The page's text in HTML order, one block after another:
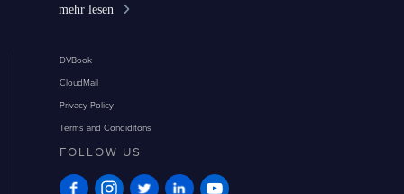
mehr lesen
DVBook
CloudMail
Privacy Policy
Terms and Condiditons
FOLLOW US